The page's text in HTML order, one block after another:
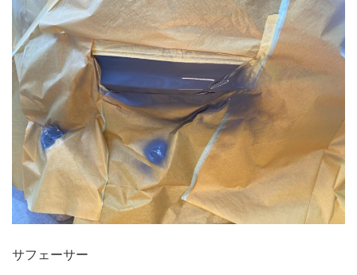
サフェーサー